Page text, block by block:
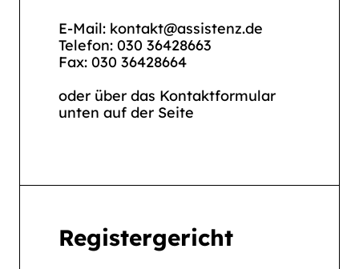
E-Mail: kontakt@assistenz.de
Telefon: 030 36428663
Fax: 030 36428664
oder über das Kontaktformular
unten auf der Seite
Registergericht